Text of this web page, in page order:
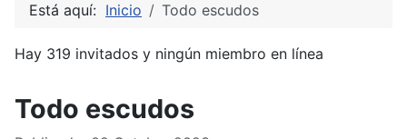
Está aquí: Inicio Todo escudos
Hay 319 invitados y ningún miembro en línea
Todo escudos